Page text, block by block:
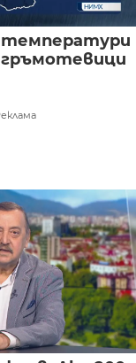
температури
гръмотевици